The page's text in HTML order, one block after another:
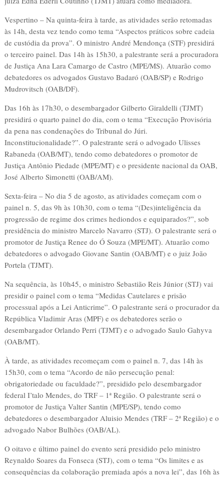
Vespertino – Na quinta-feira à tarde, as atividades serão retomadas
às 14h, desta vez tendo como tema “Aspectos práticos sobre cadeia
de custódia da prova”. O ministro André Mendonça (STF) presidirá
o terceiro painel. Das 14h às 15h30, a palestrante será a procuradora
de Justiça Ana Lara Camargo de Castro (MPE/MS). Atuarão como
debatedores os advogados Gustavo Badaró (OAB/SP) e Rodrigo
Mudrovitsch (OAB/DF).
Das 16h às 17h30, o desembargador Gilberto Giraldelli (TJMT)
presidirá o quarto painel do dia, com o tema “Execução Provisória
da pena nas condenações do Tribunal do Júri.
Inconstitucionalidade?”. O palestrante será o advogado Ulisses
Rabaneda (OAB/MT), tendo como debatedores o promotor de
Justiça Antônio Piedade (MPE/MT) e o presidente nacional da OAB,
José Alberto Simonetti (OAB/AM).
Sexta-feira – No dia 5 de agosto, as atividades começam com o
painel n. 5, das 9h às 10h30, com o tema “(Des)inteligência da
progressão de regime dos crimes hediondos e equiparados?”, sob
presidência do ministro Marcelo Navarro (STJ). O palestrante será o
promotor de Justiça Renee do Ó Souza (MPE/MT). Atuarão como
debatedores o advogado Giovane Santin (OAB/MT) e o juiz João
Portela (TJMT).
Na sequência, às 10h45, o ministro Sebastião Reis Júnior (STJ) vai
presidir o painel com o tema “Medidas Cautelares e prisão
processual após a Lei Anticrime”. O palestrante será o procurador da
República Vladimir Aras (MPF) e os debatedores serão o
desembargador Orlando Perri (TJMT) e o advogado Saulo Gahyva
(OAB/MT).
À tarde, as atividades recomeçam com o painel n. 7, das 14h às
15h30, com o tema “Acordo de não persecução penal:
obrigatoriedade ou faculdade?”, presidido pelo desembargador
federal I’talo Mendes, do TRF – 1ª Região. O palestrante será o
promotor de Justiça Valter Santin (MPE/SP), tendo como
debatedores o desembargador Aluisio Mendes (TRF – 2ª Região) e o
advogado Nabor Bulhões (OAB/AL).
O oitavo e último painel do evento será presidido pelo ministro
Reynaldo Soares da Fonseca (STJ), com o tema “Os limites e as
consequências da colaboração premiada após a nova lei”, das 16h às